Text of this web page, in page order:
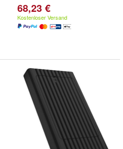
68,23 €
Kostenloser Versand